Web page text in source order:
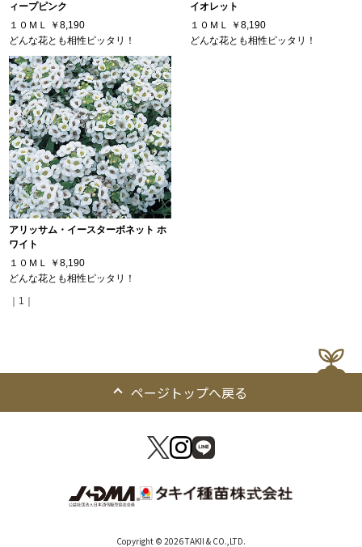
ィープピンク
１０ＭＬ
￥8,190
どんな花とも相性ピッタリ！
イオレット
１０ＭＬ
￥8,190
どんな花とも相性ピッタリ！
アリッサム・イースターボネット ホ
ワイト
１０ＭＬ
￥8,190
どんな花とも相性ピッタリ！
｜1｜
ページトップへ戻る
Copyright © 2026 TAKII & CO.,LTD.